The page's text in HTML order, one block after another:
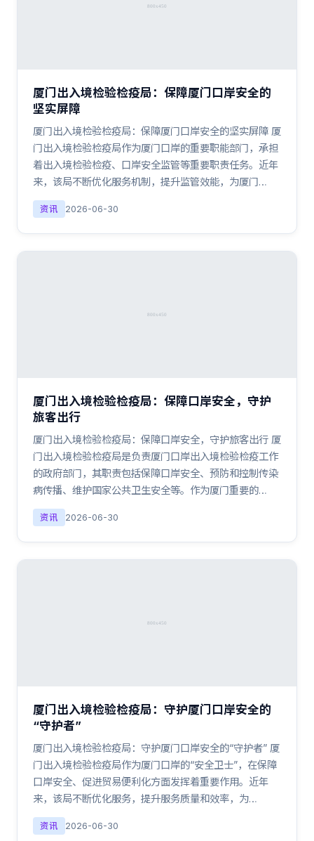
厦门出入境检验检疫局：保障厦门口岸安全的
坚实屏障
厦门出入境检验检疫局：保障厦门口岸安全的坚实屏障 厦
门出入境检验检疫局作为厦门口岸的重要职能部门，承担
着出入境检验检疫、口岸安全监管等重要职责任务。近年
来，该局不断优化服务机制，提升监管效能，为厦门…
资讯 2026-06-30
厦门出入境检验检疫局：保障口岸安全，守护
旅客出行
厦门出入境检验检疫局：保障口岸安全，守护旅客出行 厦
门出入境检验检疫局是负责厦门口岸出入境检验检疫工作
的政府部门，其职责包括保障口岸安全、预防和控制传染
病传播、维护国家公共卫生安全等。作为厦门重要的…
资讯 2026-06-30
厦门出入境检验检疫局：守护厦门口岸安全的
“守护者”
厦门出入境检验检疫局：守护厦门口岸安全的“守护者” 厦
门出入境检验检疫局作为厦门口岸的“安全卫士”，在保障
口岸安全、促进贸易便利化方面发挥着重要作用。近年
来，该局不断优化服务，提升服务质量和效率，为…
资讯 2026-06-30